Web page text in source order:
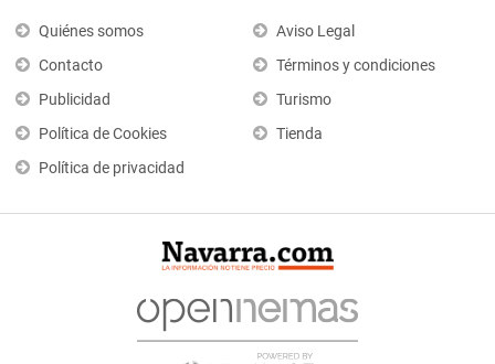
Quiénes somos
Contacto
Publicidad
Política de Cookies
Política de privacidad
Aviso Legal
Términos y condiciones
Turismo
Tienda